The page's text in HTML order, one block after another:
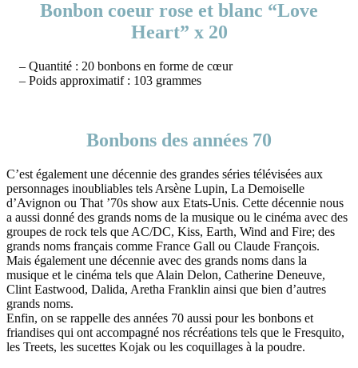
Bonbon coeur rose et blanc “Love
Heart” x 20
– Quantité : 20 bonbons en forme de cœur
– Poids approximatif : 103 grammes
Bonbons des années 70
C’est également une décennie des grandes séries télévisées aux
personnages inoubliables tels Arsène Lupin, La Demoiselle
d’Avignon ou That ’70s show aux Etats-Unis. Cette décennie nous
a aussi donné des grands noms de la musique ou le cinéma avec des
groupes de rock tels que AC/DC, Kiss, Earth, Wind and Fire; des
grands noms français comme France Gall ou Claude François.
Mais également une décennie avec des grands noms dans la
musique et le cinéma tels que Alain Delon, Catherine Deneuve,
Clint Eastwood, Dalida, Aretha Franklin ainsi que bien d’autres
grands noms.
Enfin, on se rappelle des années 70 aussi pour les bonbons et
friandises qui ont accompagné nos récréations tels que le Fresquito,
les Treets, les sucettes Kojak ou les coquillages à la poudre.